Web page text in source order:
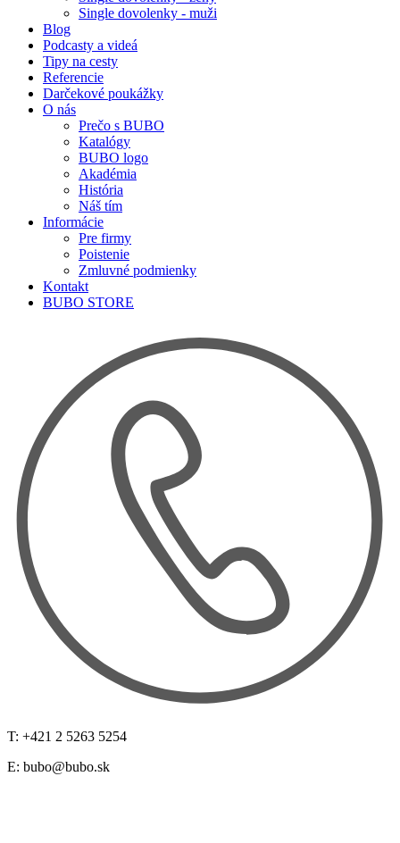
Single dovolenky - muži
Blog
Podcasty a videá
Tipy na cesty
Referencie
Darčekové poukážky
O nás
Prečo s BUBO
Katalógy
BUBO logo
Akadémia
História
Náš tím
Informácie
Pre firmy
Poistenie
Zmluvné podmienky
Kontakt
BUBO STORE
T: +421 2 5263 5254
E: bubo@bubo.sk